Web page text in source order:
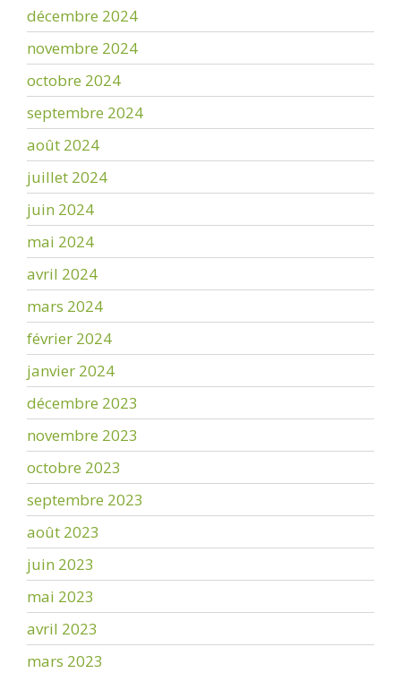
décembre 2024
novembre 2024
octobre 2024
septembre 2024
août 2024
juillet 2024
juin 2024
mai 2024
avril 2024
mars 2024
février 2024
janvier 2024
décembre 2023
novembre 2023
octobre 2023
septembre 2023
août 2023
juin 2023
mai 2023
avril 2023
mars 2023